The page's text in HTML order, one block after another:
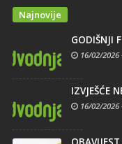
Najnovije
GODIŠNJI
16/02/2026
IZVJEŠĆE
16/02/2026